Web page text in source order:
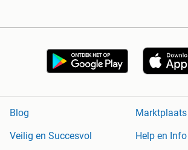
Blog
Veilig en Succesvol
Help en Info